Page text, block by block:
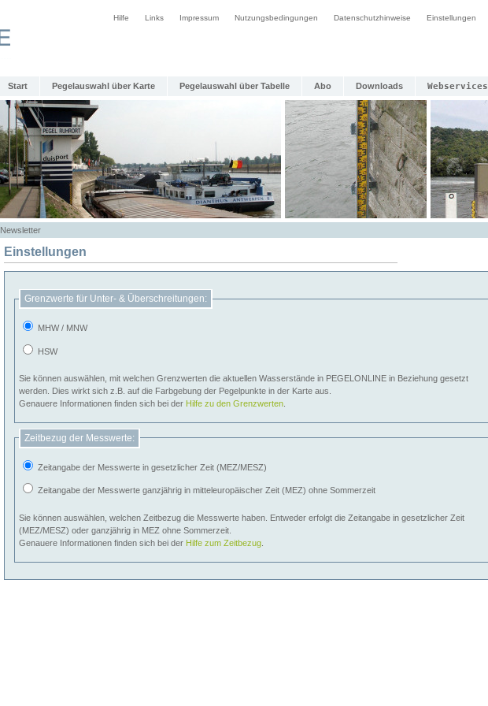
Hilfe Links Impressum Nutzungsbedingungen Datenschutzhinweise Einstellungen
Start Pegelauswahl über Karte Pegelauswahl über Tabelle Abo Downloads Webservices
Newsletter
Einstellungen
Grenzwerte für Unter- & Überschreitungen:
MHW / MNW
HSW
Sie können auswählen, mit welchen Grenzwerten die aktuellen Wasserstände in PEGELONLINE in Beziehung gesetzt
werden. Dies wirkt sich z.B. auf die Farbgebung der Pegelpunkte in der Karte aus.
Genauere Informationen finden sich bei der Hilfe zu den Grenzwerten
Zeitbezug der Messwerte:
Zeitangabe der Messwerte in gesetzlicher Zeit (MEZ/MESZ)
Zeitangabe der Messwerte ganzjährig in mitteleuropäischer Zeit (MEZ) ohne Sommerzeit
Sie können auswählen, welchen Zeitbezug die Messwerte haben. Entweder erfolgt die Zeitangabe in gesetzlicher Zeit
(MEZ/MESZ) oder ganzjährig in MEZ ohne Sommerzeit.
Genauere Informationen finden sich bei der Hilfe zum Zeitbezug